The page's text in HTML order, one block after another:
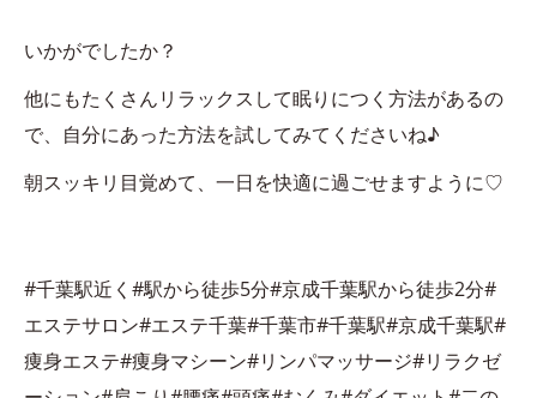
いかがでしたか？
他にもたくさんリラックスして眠りにつく方法があるの
で、自分にあった方法を試してみてくださいね♪
朝スッキリ目覚めて、一日を快適に過ごせますように♡
#千葉駅近く#駅から徒歩5分#京成千葉駅から徒歩2分#
エステサロン#エステ千葉#千葉市#千葉駅#京成千葉駅#
痩身エステ#痩身マシーン#リンパマッサージ#リラクゼ